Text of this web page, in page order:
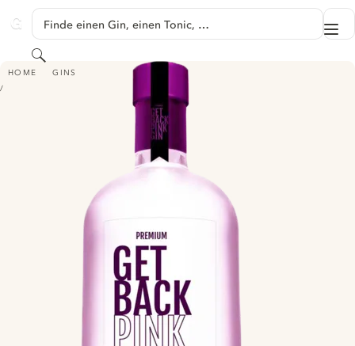
GINVENTORY
Finde einen Gin, einen Tonic, …
Suchen
HOME GINS
GET BACK PINK GIN